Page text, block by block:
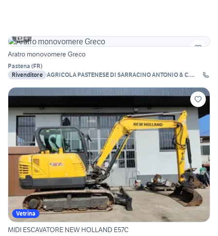
4
Aratro monovomere Greco
Pastena (FR)
Rivenditore AGRICOLA PASTENESE DI SARRACINO ANTONIO & C.
Vetrina
MIDI ESCAVATORE NEW HOLLAND E57C